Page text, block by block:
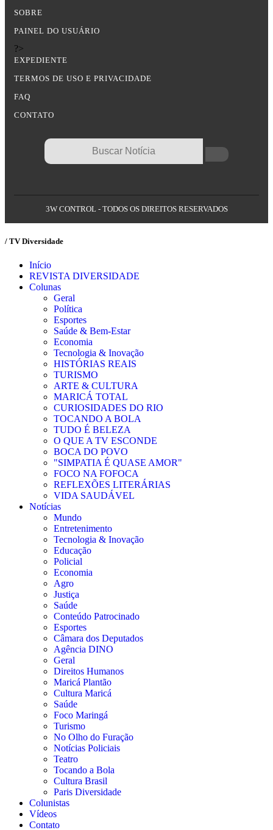
SOBRE
PAINEL DO USUÁRIO
?>
EXPEDIENTE
TERMOS DE USO E PRIVACIDADE
FAQ
CONTATO
3W CONTROL - TODOS OS DIREITOS RESERVADOS
/ TV Diversidade
Início
REVISTA DIVERSIDADE
Colunas
Geral
Política
Esportes
Saúde & Bem-Estar
Economia
Tecnologia & Inovação
HISTÓRIAS REAIS
TURISMO
ARTE & CULTURA
MARICÁ TOTAL
CURIOSIDADES DO RIO
TOCANDO A BOLA
TUDO É BELEZA
O QUE A TV ESCONDE
BOCA DO POVO
"SIMPATIA É QUASE AMOR"
FOCO NA FOFOCA
REFLEXÕES LITERÁRIAS
VIDA SAUDÁVEL
Notícias
Mundo
Entretenimento
Tecnologia & Inovação
Educação
Policial
Economia
Agro
Justiça
Saúde
Conteúdo Patrocinado
Esportes
Câmara dos Deputados
Agência DINO
Geral
Direitos Humanos
Maricá Plantão
Cultura Maricá
Saúde
Foco Maringá
Turismo
No Olho do Furação
Notícias Policiais
Teatro
Tocando a Bola
Cultura Brasil
Paris Diversidade
Colunistas
Vídeos
Contato